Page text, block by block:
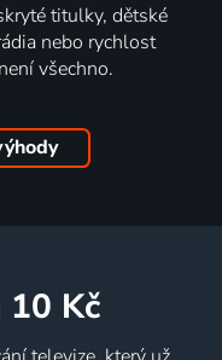
titulky, dětské
nebo rychlost
všechno.
10 Kč